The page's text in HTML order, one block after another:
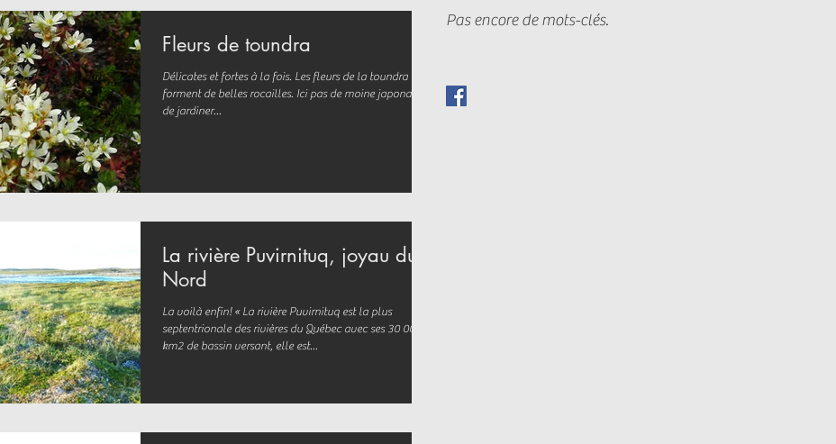
Fleurs de toundra
Délicates et fortes à la fois. Les fleurs de la toundra
forment de belles rocailles. Ici pas de moine japonais ni
de jardiner...
La rivière Puvirnituq, joyau du
Nord
La voilà enfin! « La rivière Puvirnituq est la plus
septentrionale des rivières du Québec avec ses 30 000
km2 de bassin versant, elle est...
Pas encore de mots-clés.